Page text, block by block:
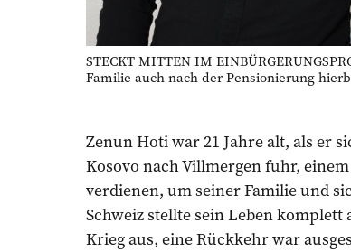
STECKT MITTEN IM
Familie auch nach der Pensionierung
Zenun Hoti war 21 Jahre alt, als er
Kosovo nach Villmergen fuhr,
verdienen, um seiner Familie und
Schweiz stellte sein Leben
Krieg aus, eine Rückkehr war